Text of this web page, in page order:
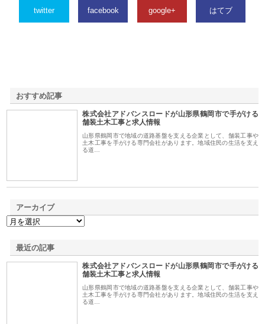
twitter facebook google+ はてブ
おすすめ記事
株式会社アドバンスロードが山形県鶴岡市で手がける
舗装土木工事と求人情報
山形県鶴岡市で地域の道路基盤を支える企業として、舗装工事や
土木工事を手がける専門会社があります。地域住民の生活を支え
る道…
アーカイブ
最近の記事
株式会社アドバンスロードが山形県鶴岡市で手がける
舗装土木工事と求人情報
山形県鶴岡市で地域の道路基盤を支える企業として、舗装工事や
土木工事を手がける専門会社があります。地域住民の生活を支え
る道…